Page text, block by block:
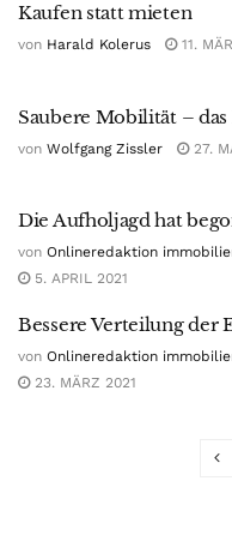
Kaufen statt mieten
von Harald Kolerus 11.
Saubere Mobilität –
von Wolfgang Zissler 27.
Die Aufholjagd hat
von Onlineredaktion
5. APRIL 2021
Bessere Verteilung der
von Onlineredaktion
23. MÄRZ 2021